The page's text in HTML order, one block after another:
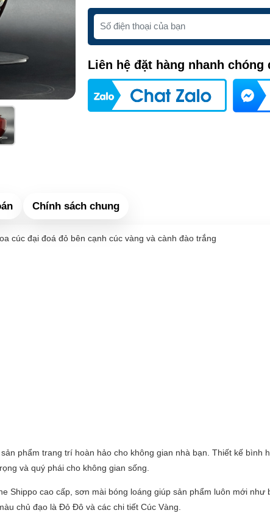
Liên hệ đặt hàng nhanh chóng
Chính sách chung
cúc đại đoá đỏ bên cạnh cúc vàng và cành đào trắng
phẩm trang trí hoàn hảo cho không gian nhà bạn. Thiết kế bình
và quý phái cho không gian sống.
Shippo cao cấp, sơn mài bóng loáng giúp sản phẩm luôn mới như
chủ đạo là Đỏ Đô và các chi tiết Cúc Vàng.